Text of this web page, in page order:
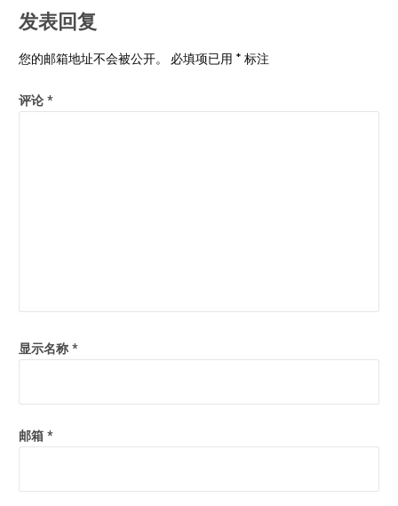
发表回复
您的邮箱地址不会被公开。 必填项已用 * 标注
评论 *
显示名称 *
邮箱 *